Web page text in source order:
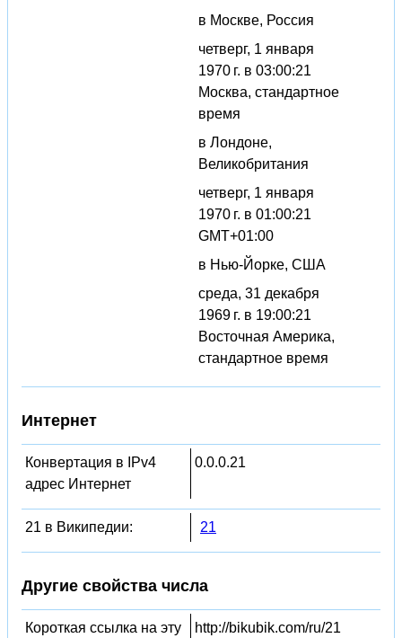
в Москве, Россия
четверг, 1 января
1970 г. в 03:00:21
Москва, стандартное
время
в Лондоне,
Великобритания
четверг, 1 января
1970 г. в 01:00:21
GMT+01:00
в Нью-Йорке, США
среда, 31 декабря
1969 г. в 19:00:21
Восточная Америка,
стандартное время
Интернет
Конвертация в IPv4
адрес Интернет
0.0.0.21
21 в Википедии: 21
Другие свойства числа
Короткая ссылка на эту
http://bikubik.com/ru/21